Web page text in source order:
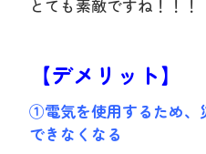
とても素敵ですね！！！
【デメリット】
①電気を使用するため、
できなくなる